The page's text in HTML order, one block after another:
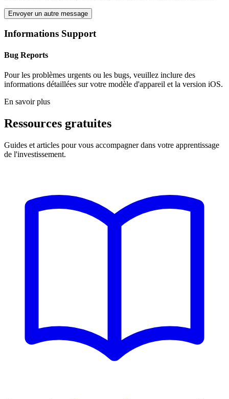
Envoyer un autre message
Informations Support
Bug Reports
Pour les problèmes urgents ou les bugs, veuillez inclure des
informations détaillées sur votre modèle d'appareil et la version iOS.
En savoir plus
Ressources gratuites
Guides et articles pour vous accompagner dans votre apprentissage
de l'investissement.